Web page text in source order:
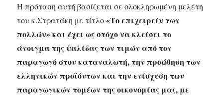
Η πρόταση αυτή βασίζεται σε ολοκληρωμένη μελέτη
του κ.Στρατάκη με τίτλο«Το επιχειρείν των
πολλών» και έχει ως στόχο να κλείσει το
άνοιγμα της ψαλίδας των τιμών από τον
παραγωγό στον καταναλωτή, την προώθηση των
ελληνικών προϊόντων και την ενίσχυση των
παραγωγικών τομέων της οικονομίας μας, με